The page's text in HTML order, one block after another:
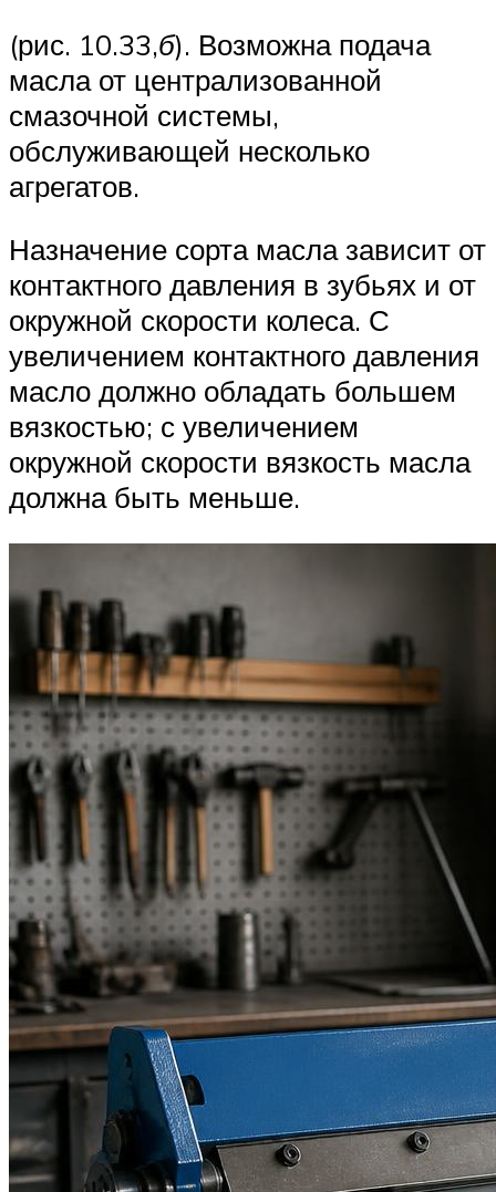
(рис. 10.33,б). Возможна подача
масла от централизованной
смазочной системы,
обслуживающей несколько
агрегатов.
Назначение сорта масла зависит от
контактного давления в зубьях и от
окружной скорости колеса. С
увеличением контактного давления
масло должно обладать большем
вязкостью; с увеличением
окружной скорости вязкость масла
должна быть меньше.